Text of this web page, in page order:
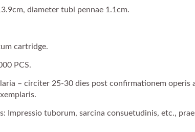
diameter tubi pennae 1.1cm.
cartridge.
PCS.
– circiter 25-30 dies post confirmationem
Impressio tuborum, sarcina consuetudinis, etc.,